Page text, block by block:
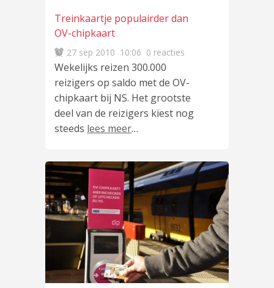
Treinkaartje populairder dan
OV-chipkaart
27 sep 2010 10:06 0 reacties
Wekelijks reizen 300.000
reizigers op saldo met de OV-
chipkaart bij NS. Het grootste
deel van de reizigers kiest nog
steeds lees meer…